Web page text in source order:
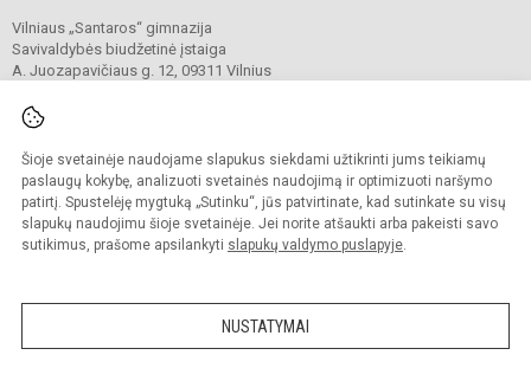
Šioje svetainėje naudojame slapukus siekdami užtikrinti jums teikiamų
paslaugų kokybę, analizuoti svetainės naudojimą ir optimizuoti naršymo
patirtį. Spustelėję mygtuką „Sutinku“, jūs patvirtinate, kad sutinkate su visų
slapukų naudojimu šioje svetainėje. Jei norite atšaukti arba pakeisti savo
sutikimus, prašome apsilankyti slapukų valdymo puslapyje.
NUSTATYMAI
Vilniaus „Santaros“ gimnazija
Savivaldybės biudžetinė įstaiga
A. Juozapavičiaus g. 12, 09311 Vilnius
El. p.
Duomenys kaupiami ir saugomi
Juridinių asmenų registre
Įmonės kodas 304089960
Kopijuoti turinį be raštiško gimnazijos sutikimo griežtai draudžiama.
Prieinamumo paraiška Slapukų politika